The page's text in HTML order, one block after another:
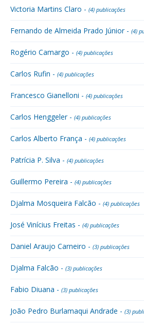
Victoria Martins Claro - (4) publicações
Fernando de Almeida Prado Júnior - (4)
Rogério Camargo - (4) publicações
Carlos Rufin - (4) publicações
Francesco Gianelloni - (4) publicações
Carlos Henggeler - (4) publicações
Carlos Alberto França - (4) publicações
Patrícia P. Silva - (4) publicações
Guillermo Pereira - (4) publicações
Djalma Mosqueira Falcão - (4) publicações
José Vinícius Freitas - (4) publicações
Daniel Araujo Carneiro - (3) publicações
Djalma Falcão - (3) publicações
Fabio Diuana - (3) publicações
João Pedro Burlamaqui Andrade - (3)